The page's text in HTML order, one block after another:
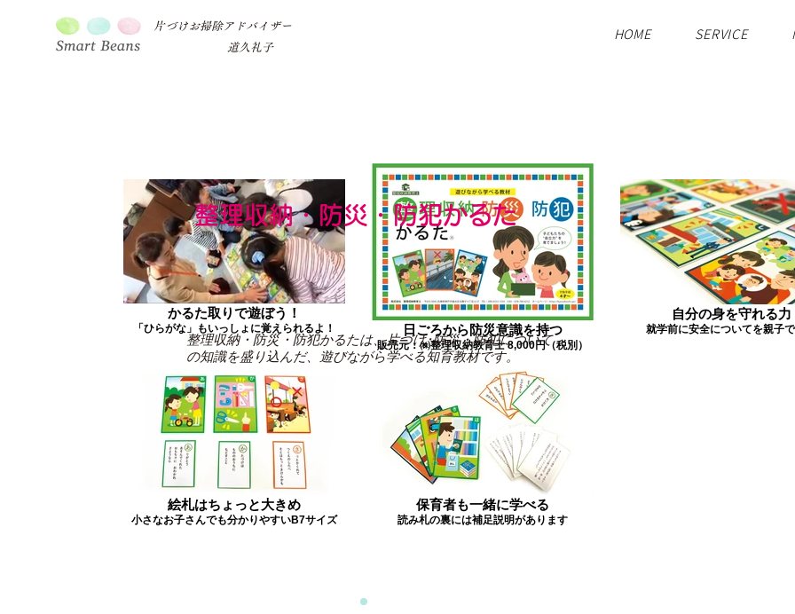
片づけお掃除アドバイザー
道久礼子
HOME SERVICE
かるた取りで遊ぼう！
「ひらがな」もいっしょに覚えられるよ！ 日ごろから防災意識を持つ
販売元：㈱整理収納教育士 8,000円（税別）
自分の身を守れる力
就学前に安全についてを親子
絵札はちょっと大きめ
小さなお子さんでも分かりやすいB7サイズ
保育者も一緒に学べる
読み札の裏には補足説明があります
整理収納・防災・防犯かるた
整理収納・防災・防犯かるたは、片づけ･防災・防犯について
の知識を盛り込んだ、遊びながら学べる知育教材です。